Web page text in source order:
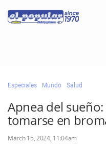
Classifieds
Categorías
Especiales Mundo Salud
Apnea del
tomarse en
March 15, 2024, 11:04am